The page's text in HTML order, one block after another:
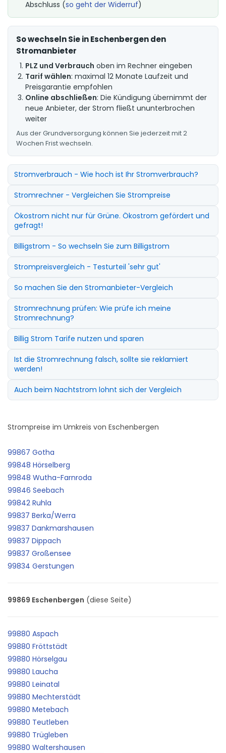
Abschluss (so geht der Widerruf)
So wechseln Sie in Eschenbergen den
Stromanbieter
PLZ und Verbrauch oben im Rechner eingeben
Tarif wählen: maximal 12 Monate Laufzeit und
Preisgarantie empfohlen
Online abschließen: Die Kündigung übernimmt der
neue Anbieter, der Strom fließt ununterbrochen
weiter
Aus der Grundversorgung können Sie jederzeit mit 2
Wochen Frist wechseln.
Stromverbrauch - Wie hoch ist Ihr Stromverbrauch?
Stromrechner - Vergleichen Sie Strompreise
Ökostrom nicht nur für Grüne. Ökostrom gefördert und
gefragt!
Billigstrom - So wechseln Sie zum Billigstrom
Strompreisvergleich - Testurteil 'sehr gut'
So machen Sie den Stromanbieter-Vergleich
Stromrechnung prüfen: Wie prüfe ich meine
Stromrechnung?
Billig Strom Tarife nutzen und sparen
Ist die Stromrechnung falsch, sollte sie reklamiert
werden!
Auch beim Nachtstrom lohnt sich der Vergleich
Strompreise im Umkreis von Eschenbergen
99867 Gotha
99848 Hörselberg
99848 Wutha-Farnroda
99846 Seebach
99842 Ruhla
99837 Berka/Werra
99837 Dankmarshausen
99837 Dippach
99837 Großensee
99834 Gerstungen
99869 Eschenbergen (diese Seite)
99880 Aspach
99880 Fröttstädt
99880 Hörselgau
99880 Laucha
99880 Leinatal
99880 Mechterstädt
99880 Metebach
99880 Teutleben
99880 Trügleben
99880 Waltershausen